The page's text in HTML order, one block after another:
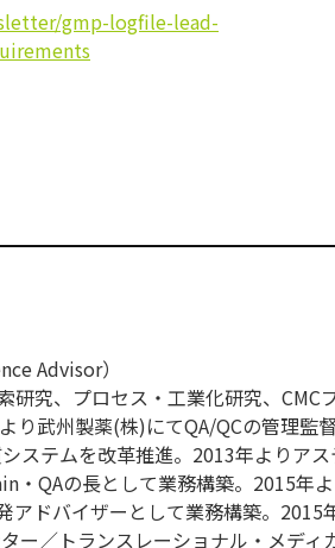
gmp-logfile-lead-
Advisor）
究、プロセス・工業化研究、CMC
り武州製薬(株)にてQA/QCの管理監
ステムを改革推進。2013年よりア
・QAの長として業務構築。2015年
ドバイザーとして業務構築。2015
／トランスレーショナル・メディ